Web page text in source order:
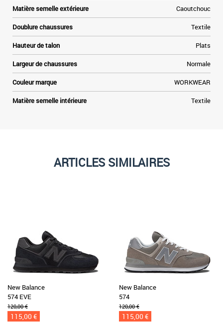
Matière semelle extérieure Caoutchouc
Doublure chaussures Textile
Hauteur de talon Plats
Largeur de chaussures Normale
Couleur marque WORKWEAR
Matière semelle intérieure Textile
ARTICLES SIMILAIRES
New Balance
574 EVE
120,00 €
115,00 €
New Balance
574
120,00 €
115,00 €